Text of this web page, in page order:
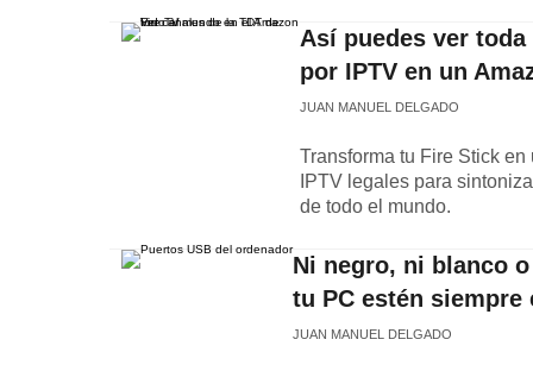
Así puedes ver
por IPTV en un
JUAN MANUEL DELGADO
Transforma tu Fire Stick
IPTV legales para
de todo el mundo.
Ni negro, ni blanco
tu PC estén siempre
JUAN MANUEL DELGADO